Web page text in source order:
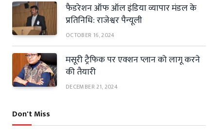
फैडरेशन ऑफ ऑल इंडिया व्यापार मंडल के
प्रतिनिधि: राजेश्वर पैन्यूली
OCTOBER 16, 2024
मसूरी ट्रैफिक पर एक्शन प्लान को लागू करने
की तैयारी
DECEMBER 21, 2024
Don't Miss